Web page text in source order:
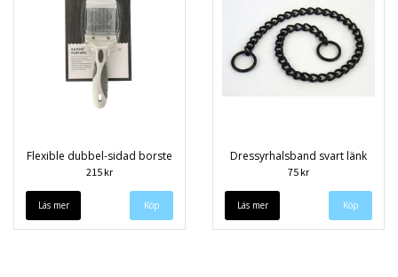
Flexible dubbel-sidad borste
215 kr
Läs mer
Dressyrhalsband svart länk
75 kr
Läs mer Köp